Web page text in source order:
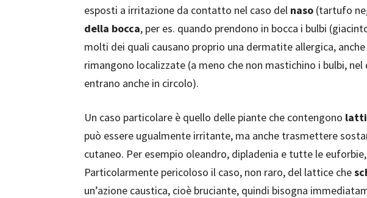
esposti a irritazione da contatto nel caso del naso (tartufo
della bocca, per es. quando prendono in bocca i bulbi
molti dei quali causano proprio una dermatite allergica,
rimangono localizzate (a meno che non mastichino i bulbi,
entrano anche in circolo).
Un caso particolare è quello delle piante che contengono
può essere ugualmente irritante, ma anche trasmettere
cutaneo. Per esempio oleandro, dipladenia e tutte le
Particolarmente pericoloso il caso, non raro, del lattice che
un’azione caustica, cioè bruciante, quindi bisogna